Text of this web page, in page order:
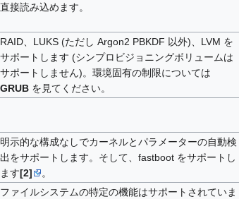
直接読み込めます。
RAID、LUKS (ただし Argon2 PBKDF 以外)、LVM を
サポートします (シンプロビジョニングボリュームは
サポートしません)。環境固有の制限については
GRUBを見てください。
明示的な構成なしでカーネルとパラメーターの自動検
出をサポートします。そして、fastboot をサポートし
ます[2]
。
ファイルシステムの特定の機能はサポートされていま